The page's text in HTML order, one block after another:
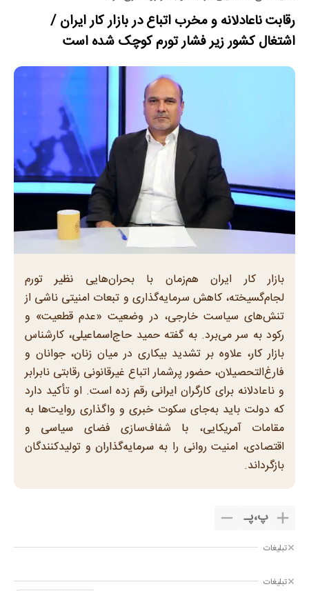
رقابت ناعادلانه و مخرب اتباع در بازار کار ایران /
اشتغال کشور زیر فشار تورم کوچک شده است
بازار کار ایران هم‌زمان با بحران‌هایی نظیر تورم
لجام‌گسیخته، کاهش سرمایه‌گذاری و تبعات امنیتی ناشی از
تنش‌های سیاست خارجی، در وضعیت «عدم قطعیت» و
رکود به سر می‌برد. به گفته حمید حاج‌اسماعیلی، کارشناس
بازار کار، علاوه بر تشدید بیکاری در میان زنان، جوانان و
فارغ‌التحصیلان، حضور پرشمار اتباع غیرقانونی رقابتی نابرابر
و ناعادلانه برای کارگران ایرانی رقم زده است. او تأکید دارد
که دولت باید به‌جای سکوت خبری و واگذاری روایت‌ها به
مقامات آمریکایی، با شفاف‌سازی فضای سیاسی و
اقتصادی، امنیت روانی را به سرمایه‌گذاران و تولیدکنندگان
بازگرداند.
پ،پـ
تبلیغات
تبلیغات